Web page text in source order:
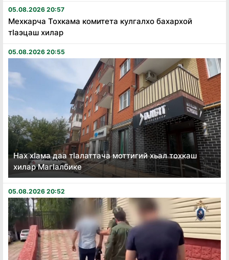
05.08.2026 20:57
Мехкарча Тохкама комитета кулгалхо бахархой
тӏаэцаш хилар
05.08.2026 20:55
Нах хӏама даа тӏалаттача моттигий хьал тохкаш
хилар Магӏалбике
05.08.2026 20:52